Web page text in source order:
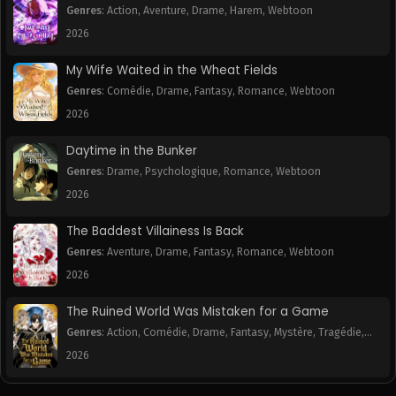
Chapitre 89
June 9, 2025
Chapitre 88
Chapitre 87
June 9, 2025
Chapitre 86
Chapitre 85
Chapitre 83
June 9, 2025
Chapitre 82
Chapitre 81
June 9, 2025
Chapitre 80
June 9, 2025
Chapitre 79
June 9, 2025
Chapitre 77
June 9, 2025
Chapitre 76
Genres: Action, Aventure, Drame, Harem, Webtoon
2026
My Wife Waited in the Wheat Fields
Genres: Comédie, Drame, Fantasy, Romance, Webtoon
2026
Daytime in the Bunker
Genres: Drame, Psychologique, Romance, Webtoon
2026
The Baddest Villainess Is Back
Genres: Aventure, Drame, Fantasy, Romance, Webtoon
2026
The Ruined World Was Mistaken for a Game
Genres: Action, Comédie, Drame, Fantasy, Mystère, Tragédie,
2026